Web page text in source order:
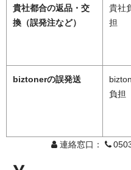
貴社都合の返品・交
換（誤発注など）
貴社
担
biztonerの誤発送
負担
連絡窓口：